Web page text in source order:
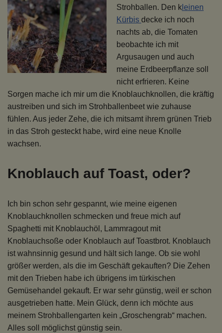
Strohballen. Den k leinen
Kürbis decke ich noch
nachts ab, die Tomaten
beobachte ich mit
Argusaugen und auch
meine Erdbeerpflanze soll
nicht erfrieren. Keine
Sorgen mache ich mir um die Knoblauchknollen, die kräftig
austreiben und sich im Strohballenbeet wie zuhause
fühlen. Aus jeder Zehe, die ich mitsamt ihrem grünen Trieb
in das Stroh gesteckt habe, wird eine neue Knolle
wachsen.
Knoblauch auf Toast, oder?
Ich bin schon sehr gespannt, wie meine eigenen
Knoblauchknollen schmecken und freue mich auf
Spaghetti mit Knoblauchöl, Lammragout mit
Knoblauchsoße oder Knoblauch auf Toastbrot. Knoblauch
ist wahnsinnig gesund und hält sich lange. Ob sie wohl
größer werden, als die im Geschäft gekauften? Die Zehen
mit den Trieben habe ich übrigens im türkischen
Gemüsehandel gekauft. Er war sehr günstig, weil er schon
ausgetrieben hatte. Mein Glück, denn ich möchte aus
meinem Strohballengarten kein „Groschengrab“ machen.
Alles soll möglichst günstig sein.